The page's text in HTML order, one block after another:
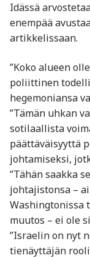
Idässä
enempää
artikkelissaan.
”Koko alueen
poliittinen
hegemoniansa
”Tämän uhkan
sotilaallista
päättäväisyyttä
johtamiseksi,
”Tähän saakka
johtajistonsa –
Washingtonissa
muutos – ei ole
”Israelin on nyt
tienäyttäjän